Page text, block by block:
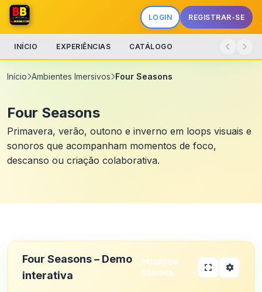
LOGIN REGISTRAR-SE
INÍCIO EXPERIÊNCIAS CATÁLOGO
Início Ambientes Imersivos Four Seasons
Four Seasons
Primavera, verão, outono e inverno em loops visuais e
sonoros que acompanham momentos de foco,
descanso ou criação colaborativa.
Four Seasons – Demo
interativa
PAISAGEM
SONORA